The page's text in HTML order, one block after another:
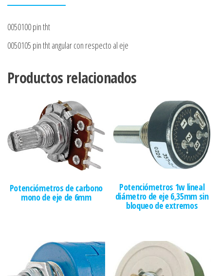
0050100 pin tht
0050105 pin tht angular con respecto al eje
Productos relacionados
Potenciómetros de carbono
mono de eje de 6mm
Potenciómetros 1w lineal
diámetro de eje 6,35mm sin
bloqueo de extremos